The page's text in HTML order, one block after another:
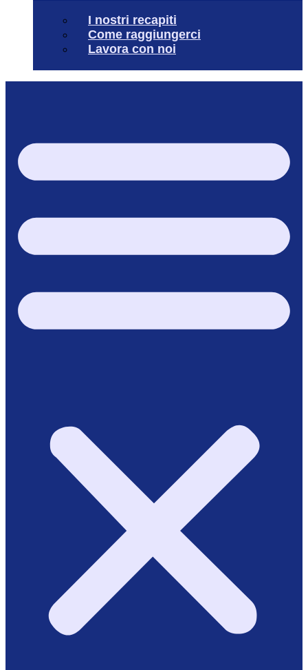
I nostri recapiti
Come raggiungerci
Lavora con noi